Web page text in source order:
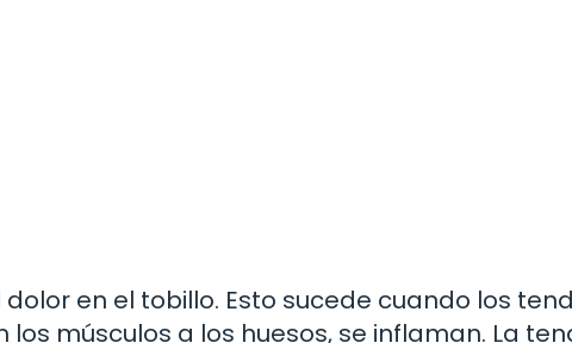
en el tobillo. Esto sucede cuando los
músculos a los huesos, se inflaman. La